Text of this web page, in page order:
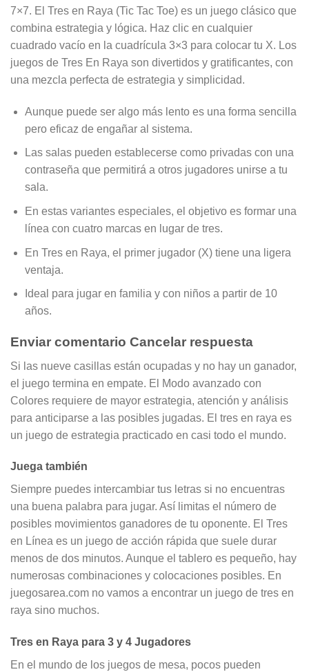
7×7. El Tres en Raya (Tic Tac Toe) es un juego clásico que
combina estrategia y lógica. Haz clic en cualquier
cuadrado vacío en la cuadrícula 3×3 para colocar tu X. Los
juegos de Tres En Raya son divertidos y gratificantes, con
una mezcla perfecta de estrategia y simplicidad.
Aunque puede ser algo más lento es una forma sencilla
pero eficaz de engañar al sistema.
Las salas pueden establecerse como privadas con una
contraseña que permitirá a otros jugadores unirse a tu
sala.
En estas variantes especiales, el objetivo es formar una
línea con cuatro marcas en lugar de tres.
En Tres en Raya, el primer jugador (X) tiene una ligera
ventaja.
Ideal para jugar en familia y con niños a partir de 10
años.
Enviar comentario Cancelar respuesta
Si las nueve casillas están ocupadas y no hay un ganador,
el juego termina en empate. El Modo avanzado con
Colores requiere de mayor estrategia, atención y análisis
para anticiparse a las posibles jugadas. El tres en raya es
un juego de estrategia practicado en casi todo el mundo.
Juega también
Siempre puedes intercambiar tus letras si no encuentras
una buena palabra para jugar. Así limitas el número de
posibles movimientos ganadores de tu oponente. El Tres
en Línea es un juego de acción rápida que suele durar
menos de dos minutos. Aunque el tablero es pequeño, hay
numerosas combinaciones y colocaciones posibles. En
juegosarea.com no vamos a encontrar un juego de tres en
raya sino muchos.
Tres en Raya para 3 y 4 Jugadores
En el mundo de los juegos de mesa, pocos pueden